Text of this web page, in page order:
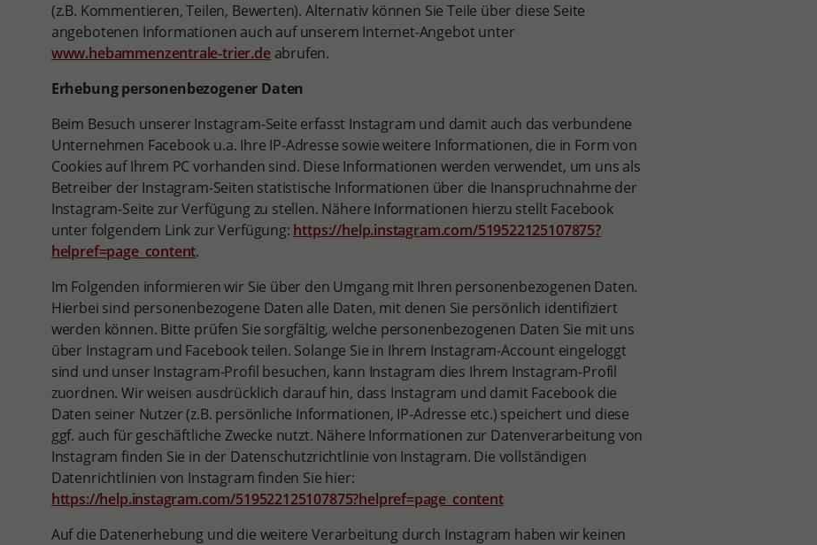
(z.B. Kommentieren, Teilen, Bewerten). Alternativ können Sie Teile über diese Seite
angebotenen Informationen auch auf unserem Internet-Angebot unter
www.hebammenzentrale-trier.deabrufen.
Erhebung personenbezogener Daten
Beim Besuch unserer Instagram-Seite erfasst Instagram und damit auch das verbundene
Unternehmen Facebook u.a. Ihre IP-Adresse sowie weitere Informationen, die in Form von
Cookies auf Ihrem PC vorhanden sind. Diese Informationen werden verwendet, um uns als
Betreiber der Instagram-Seiten statistische Informationen über die Inanspruchnahme der
Instagram-Seite zur Verfügung zu stellen. Nähere Informationen hierzu stellt Facebook
unter folgendem Link zur Verfügung: https://help.instagram.com/519522125107875?
helpref=page_content.
Im Folgenden informieren wir Sie über den Umgang mit Ihren personenbezogenen Daten.
Hierbei sind personenbezogene Daten alle Daten, mit denen Sie persönlich identifiziert
werden können. Bitte prüfen Sie sorgfältig, welche personenbezogenen Daten Sie mit uns
über Instagram und Facebook teilen. Solange Sie in Ihrem Instagram-Account eingeloggt
sind und unser Instagram-Profil besuchen, kann Instagram dies Ihrem Instagram-Profil
zuordnen. Wir weisen ausdrücklich darauf hin, dass Instagram und damit Facebook die
Daten seiner Nutzer (z.B. persönliche Informationen, IP-Adresse etc.) speichert und diese
ggf. auch für geschäftliche Zwecke nutzt. Nähere Informationen zur Datenverarbeitung von
Instagram finden Sie in der Datenschutzrichtlinie von Instagram. Die vollständigen
Datenrichtlinien von Instagram finden Sie hier:
https://help.instagram.com/519522125107875?helpref=page_content
Auf die Datenerhebung und die weitere Verarbeitung durch Instagram haben wir keinen